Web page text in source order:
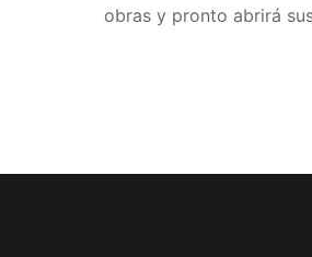
obras y pronto abrirá